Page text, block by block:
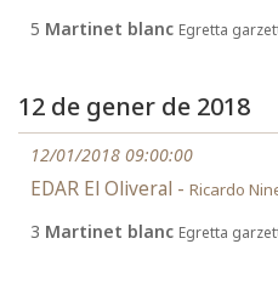
5 Martinet blanc Egretta
12 de gener de 2018
12/01/2018 09:00:00
EDAR El Oliveral - Ricardo
3 Martinet blanc Egretta